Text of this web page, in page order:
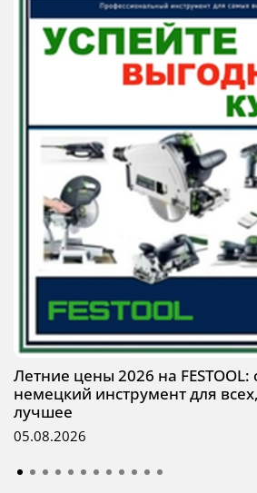
Летние цены 2026 на
немецкий инструмент для
лучшее
05.08.2026